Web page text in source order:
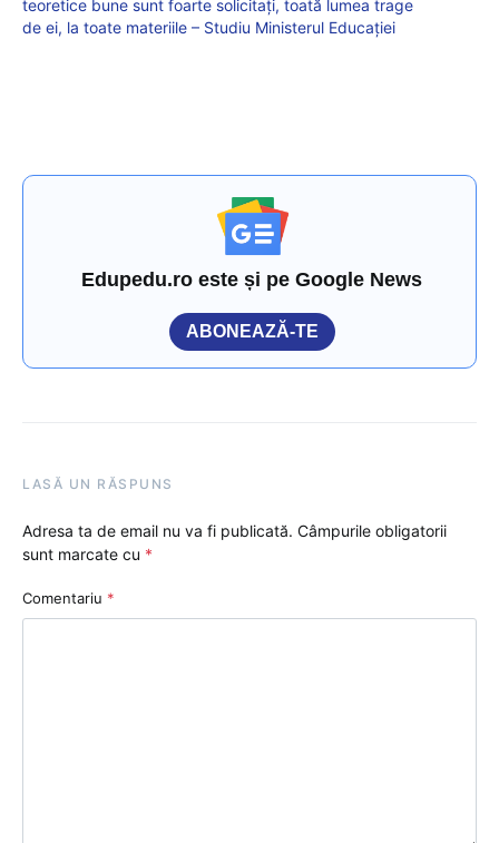
teoretice bune sunt foarte solicitați, toată lumea trage
de ei, la toate materiile – Studiu Ministerul Educației
Edupedu.ro este și pe Google News
ABONEAZĂ-TE
LASĂ UN RĂSPUNS
Adresa ta de email nu va fi publicată. Câmpurile obligatorii
sunt marcate cu *
Comentariu *